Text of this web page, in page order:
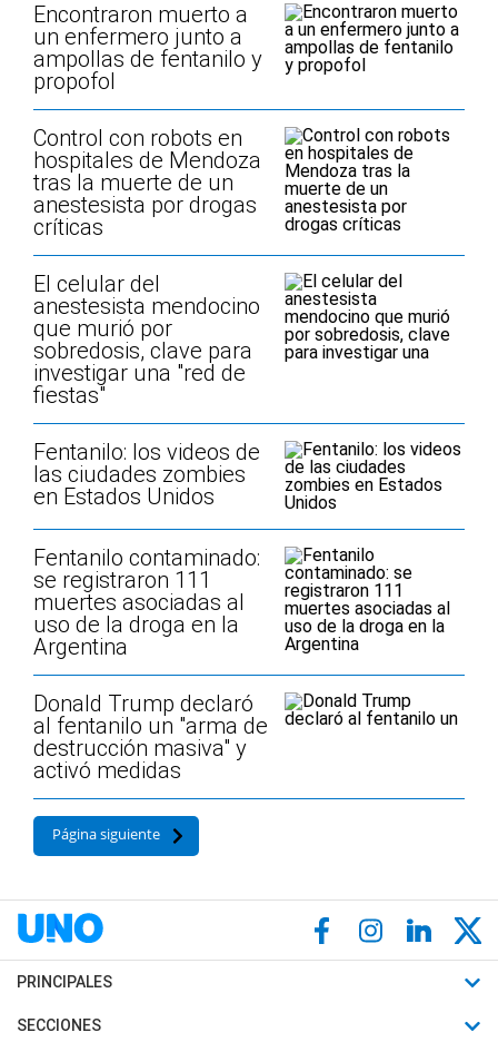
Encontraron muerto a
un enfermero junto a
ampollas de fentanilo y
propofol
Control con robots en
hospitales de Mendoza
tras la muerte de un
anestesista por drogas
críticas
El celular del
anestesista mendocino
que murió por
sobredosis, clave para
investigar una "red de
fiestas"
Fentanilo: los videos de
las ciudades zombies
en Estados Unidos
Fentanilo contaminado:
se registraron 111
muertes asociadas al
uso de la droga en la
Argentina
Donald Trump declaró
al fentanilo un "arma de
destrucción masiva" y
activó medidas
Página siguiente
PRINCIPALES
Últimas Noticias
SECCIONES